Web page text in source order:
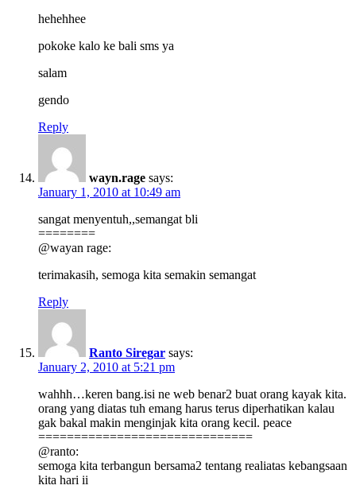
hehehhee
pokoke kalo ke bali sms ya
salam
gendo
Reply
wayn.rage says:
January 1, 2010 at 10:49 am
sangat menyentuh,,semangat bli
========
@wayan rage:
terimakasih, semoga kita semakin semangat
Reply
Ranto Siregar says:
January 2, 2010 at 5:21 pm
wahhh…keren bang.isi ne web benar2 buat orang kayak kita.
orang yang diatas tuh emang harus terus diperhatikan kalau
gak bakal makin menginjak kita orang kecil. peace
==============================
@ranto:
semoga kita terbangun bersama2 tentang realiatas kebangsaan
kita hari ii